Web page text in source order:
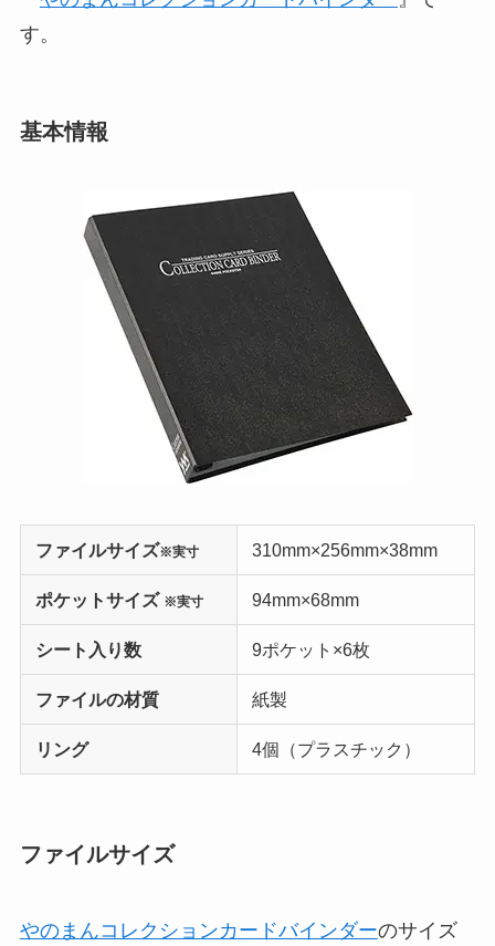
す。
基本情報
ファイルサイズ※実寸 310mm×256mm×38mm
ポケットサイズ ※実寸 94mm×68mm
シート入り数 9ポケット×6枚
ファイルの材質 紙製
リング 4個（プラスチック）
ファイルサイズ
やのまんコレクションカードバインダーのサイズ